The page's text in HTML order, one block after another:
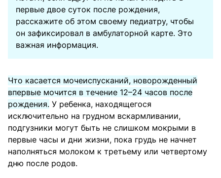
первые двое суток после рождения,
расскажите об этом своему педиатру, чтобы
он зафиксировал в амбулаторной карте. Это
важная информация.
Что касается мочеиспусканий, новорожденный
впервые мочится в течение 12–24 часов после
рождения. У ребенка, находящегося
исключительно на грудном вскармливании,
подгузники могут быть не слишком мокрыми в
первые часы и дни жизни, пока грудь не начнет
наполняться молоком к третьему или четвертому
дню после родов.